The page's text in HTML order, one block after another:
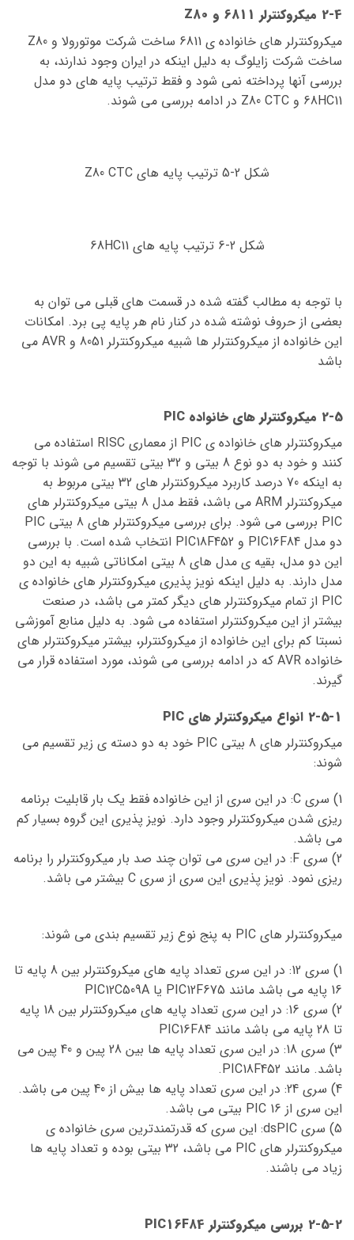
2-4 میکروکنترلر 6811 و Z80
میکروکنترلر های خانواده ی 6811 ساخت شرکت موتورولا و Z80
ساخت شرکت زایلوگ به دلیل اینکه در ایران وجود ندارند، به
بررسی آنها پرداخته نمی شود و فقط ترتیب پایه های دو مدل
68HC11 و Z80 CTC در ادامه بررسی می شوند.
شکل 2-5 ترتیب پایه های Z80 CTC
شکل 2-6 ترتیب پایه های 68HC11
با توجه به مطالب گفته شده در قسمت های قبلی می توان به
بعضی از حروف نوشته شده در کنار نام هر پایه پی برد. امکانات
این خانواده از میکروکنترلر ها شبیه میکروکنترلر 8051 و AVR می
باشد
2-5 میکروکنترلر های خانواده PIC
میکروکنترلر های خانواده ی PIC از معماری RISC استفاده می
کنند و خود به دو نوع 8 بیتی و 32 بیتی تقسیم می شوند با توجه
به اینکه 70 درصد کاربرد میکروکنترلر های 32 بیتی مربوط به
میکروکنترلر ARM می باشد، فقط مدل 8 بیتی میکروکنترلر های
PIC بررسی می شود. برای بررسی میکروکنترلر های 8 بیتی PIC
دو مدل PIC16F84 و PIC18F452 انتخاب شده است. با بررسی
این دو مدل، بقیه ی مدل های 8 بیتی امکاناتی شبیه به این دو
مدل دارند. به دلیل اینکه نویز پذیری میکروکنترلر های خانواده ی
PIC از تمام میکروکنترلر های دیگر کمتر می باشد، در صنعت
بیشتر از این میکروکنترلر استفاده می شود. به دلیل منابع آموزشی
نسبتا کم برای این خانواده از میکروکنترلر، بیشتر میکروکنترلر های
خانواده AVR که در ادامه بررسی می شوند، مورد استفاده قرار می
گیرند.
2-5-1 انواع میکروکنترلر های PIC
میکروکنترلر های 8 بیتی PIC خود به دو دسته ی زیر تقسیم می
شوند:
1) سری C: در این سری از این خانواده فقط یک بار قابلیت برنامه
ریزی شدن میکروکنترلر وجود دارد. نویز پذیری این گروه بسیار کم
می باشد.
2) سری F: در این سری می توان چند صد بار میکروکنترلر را برنامه
ریزی نمود. نویز پذیری این سری از سری C بیشتر می باشد.
میکروکنترلر های PIC به پنج نوع زیر تقسیم بندی می شوند:
1) سری 12: در این سری تعداد پایه های میکروکنترلر بین 8 پایه تا
16 پایه می باشد مانند PIC12F675 یا PIC12C509A
2) سری 16: در این سری تعداد پایه های میکروکنترلر بین 18 پایه
تا 28 پایه می باشد مانند PIC16F84
3) سری 18: در این سری تعداد پایه ها بین 28 پین و 40 پین می
باشد. مانند PIC18F452.
4) سری 24: در این سری تعداد پایه ها بیش از 40 پین می باشد.
این سری از PIC 16 بیتی می باشد.
5) سری dsPIC: این سری که قدرتمندترین سری خانواده ی
میکروکنترلر های PIC می باشد، 32 بیتی بوده و تعداد پایه ها
زیاد می باشند.
2-5-2 بررسی میکروکنترلر PIC16F84